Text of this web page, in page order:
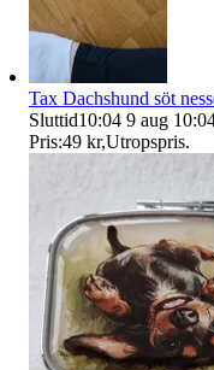
Tax Dachshund söt
Sluttid10:04 9 aug
Pris:49 kr,Utropspris.